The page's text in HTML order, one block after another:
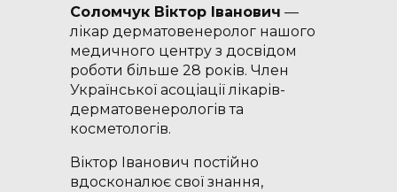
Соломчук Віктор Іванович —
лікар дерматовенеролог нашого
медичного центру з досвідом
роботи більше 28 років. Член
Української асоціації лікарів-
дерматовенерологів та
косметологів.
Віктор Іванович постійно
вдосконалює свої знання,